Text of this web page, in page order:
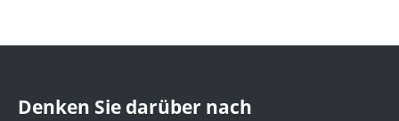
Denken Sie darüber nach